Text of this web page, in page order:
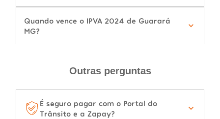
Quando vence o IPVA 2024 de Guarará
MG?
Outras perguntas
É seguro pagar com o Portal do
Trânsito e a Zapay?